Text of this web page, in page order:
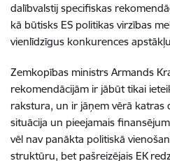
dalībvalstij specifiskas
kā būtisks ES politikas virzības
vienlīdzīgus konkurences
Zemkopības ministrs Armands
rekomendācijām ir jābūt tikai
rakstura, un ir jāņem vērā katras
situācija un pieejamais
vēl nav panākta politiskā
struktūru, bet pašreizējais EK